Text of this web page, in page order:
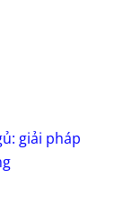
giải pháp